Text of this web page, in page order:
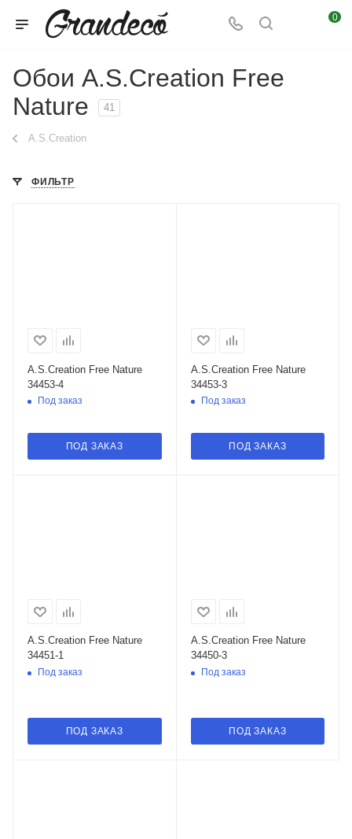
0
Обои A.S.Creation Free
Nature
41
A.S.Creation
ФИЛЬТР
A.S.Creation Free Nature
34453-4
Под заказ
ПОД ЗАКАЗ
A.S.Creation Free Nature
34453-3
Под заказ
ПОД ЗАКАЗ
A.S.Creation Free Nature
34451-1
Под заказ
ПОД ЗАКАЗ
A.S.Creation Free Nature
34450-3
Под заказ
ПОД ЗАКАЗ